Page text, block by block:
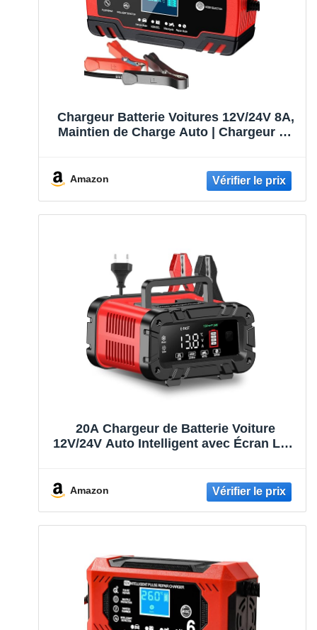
Chargeur Batterie Voitures 12V/24V 8A,
Maintien de Charge Auto | Chargeur de
Moto Camion, AGM, Gel, Wet, SLA
Amazon
20A Chargeur de Batterie Voiture
12V/24V Auto Intelligent avec Écran LCD
Amazon